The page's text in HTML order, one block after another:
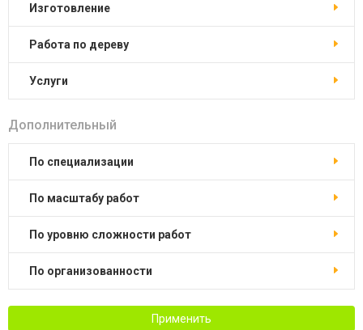
изготовление
работа по дереву
услуги
Дополнительный
по специализации
по масштабу работ
по уровню сложности работ
по организованности
Применить